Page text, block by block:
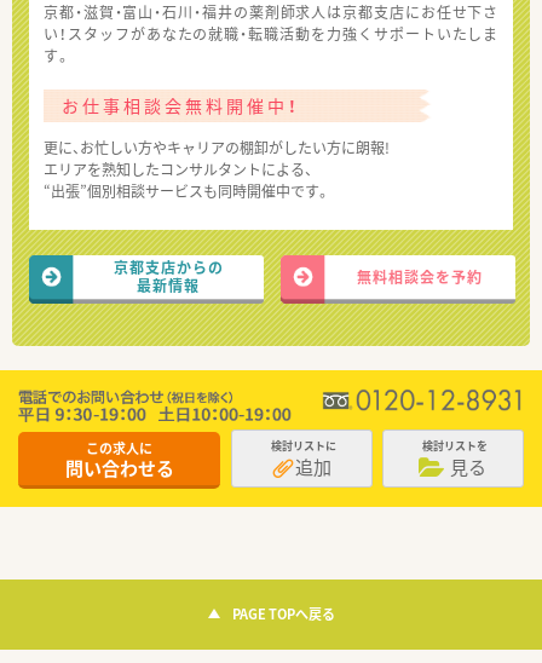
京都・滋賀・富山・石川・福井の薬剤師求人は京都支店にお任せ下さ
い！スタッフがあなたの就職・転職活動を力強くサポートいたしま
す。
お仕事相談会無料開催中！
更に、お忙しい方やキャリアの棚卸がしたい方に朗報!
エリアを熟知したコンサルタントによる、
“出張”個別相談サービスも同時開催中です。
京都支店からの
最新情報
無料相談会を予約
この求人に
問い合わせる
検討リストに
追加
検討リストを
見る
PAGE TOPへ戻る